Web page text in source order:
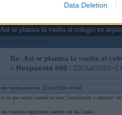
Data Deletion
se plantea la vuelta al colegio en
este tema.
Re: Así se plantea la vuelta al
« Respuesta #60 : 22/Jul/
verdepardo en 22/Jul/2020~13:04
es lo que ocurre cuando se hace "conciliación y refuerzo" de
los usuarios registrados pueden ver los Links.